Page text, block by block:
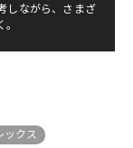
しながら、さまざ
ックス